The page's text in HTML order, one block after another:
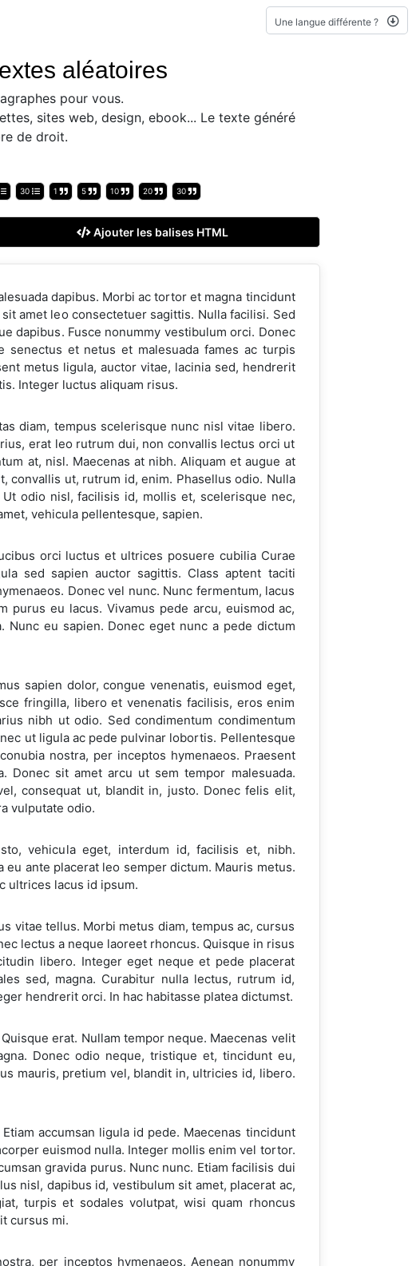
Une langue différente ?
aléatoires
pour vous.
sites web, design, ebook... Le texte généré
de droit.
30 1 5 10 20 30
Ajouter les balises HTML
dapibus. Morbi ac tortor et magna tincidunt
amet leo consectetuer sagittis. Nulla facilisi. Sed
dapibus. Fusce nonummy vestibulum orci. Donec
et netus et malesuada fames ac turpis
metus ligula, auctor vitae, lacinia sed, hendrerit
Integer luctus aliquam risus.
diam, tempus scelerisque nunc nisl vitae libero.
erat leo rutrum dui, non convallis lectus orci ut
at, nisl. Maecenas at nibh. Aliquam et augue at
convallis ut, rutrum id, enim. Phasellus odio. Nulla
odio nisl, facilisis id, mollis et, scelerisque nec,
vehicula pellentesque, sapien.
orci luctus et ultrices posuere cubilia Curae
sed sapien auctor sagittis. Class aptent taciti
Donec vel nunc. Nunc fermentum, lacus
eu lacus. Vivamus pede arcu, euismod ac,
Nunc eu sapien. Donec eget nunc a pede dictum
sapien dolor, congue venenatis, euismod eget,
fringilla, libero et venenatis facilisis, eros enim
nibh ut odio. Sed condimentum condimentum
ut ligula ac pede pulvinar lobortis. Pellentesque
nostra, per inceptos hymenaeos. Praesent
Donec sit amet arcu ut sem tempor malesuada.
consequat ut, blandit in, justo. Donec felis elit,
vulputate odio.
vehicula eget, interdum id, facilisis et, nibh.
ante placerat leo semper dictum. Mauris metus.
ultrices lacus id ipsum.
vitae tellus. Morbi metus diam, tempus ac, cursus
lectus a neque laoreet rhoncus. Quisque in risus
libero. Integer eget neque et pede placerat
sed, magna. Curabitur nulla lectus, rutrum id,
hendrerit orci. In hac habitasse platea dictumst.
erat. Nullam tempor neque. Maecenas velit
Donec odio neque, tristique et, tincidunt eu,
mauris, pretium vel, blandit in, ultricies id, libero.
accumsan ligula id pede. Maecenas tincidunt
euismod nulla. Integer mollis enim vel tortor.
gravida purus. Nunc nunc. Etiam facilisis dui
nisl, dapibus id, vestibulum sit amet, placerat ac,
turpis et sodales volutpat, wisi quam rhoncus
cursus mi.
per inceptos hymenaeos. Aenean nonummy